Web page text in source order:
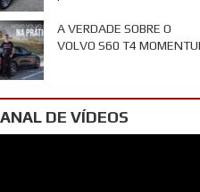
A VERDADE SOBRE O
VOLVO S60 T4
DE VÍDEOS